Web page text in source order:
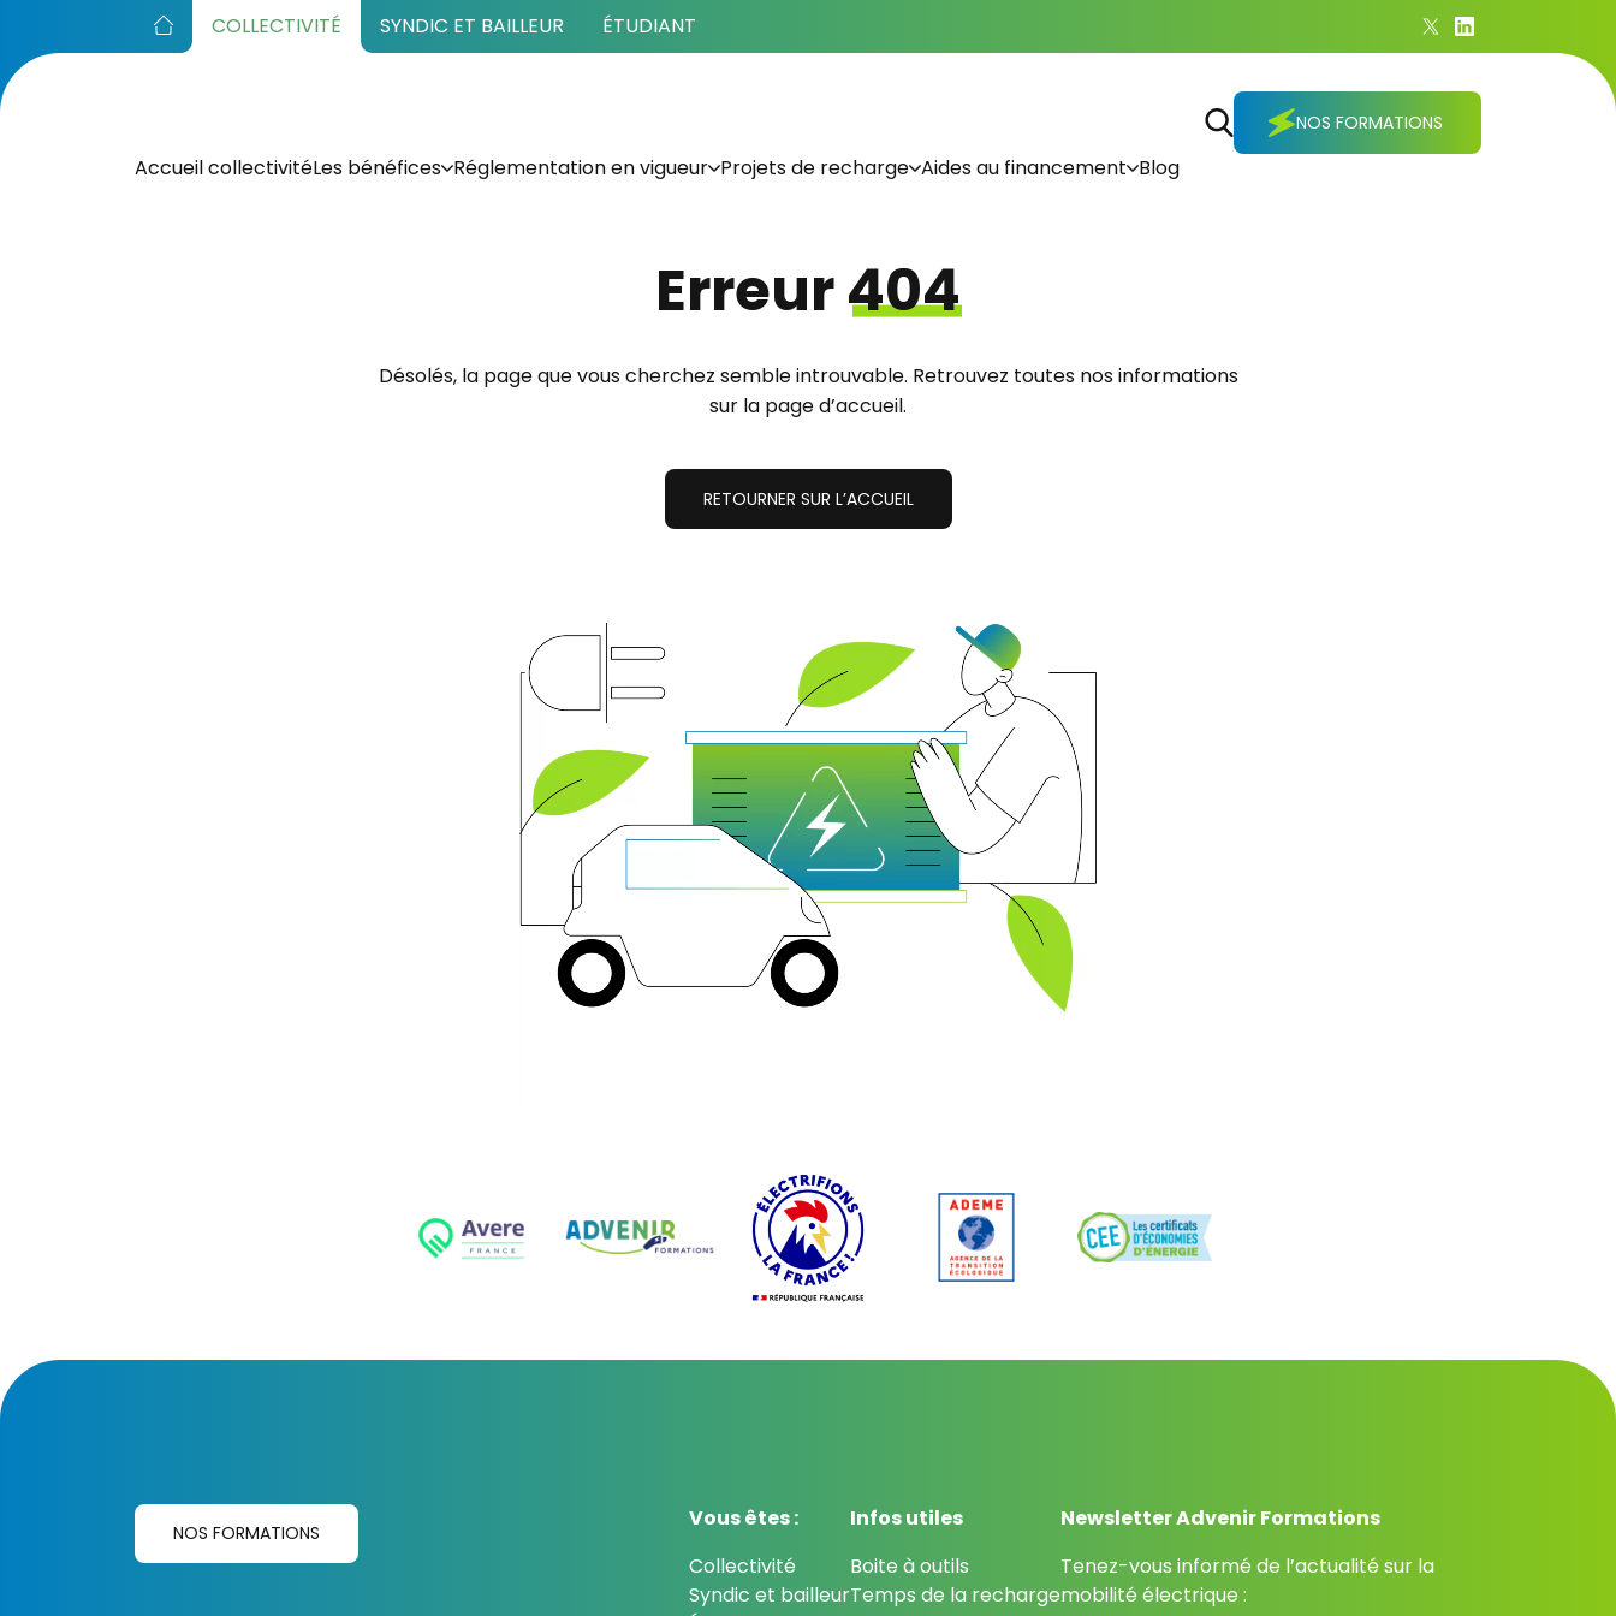
COLLECTIVITÉ SYNDIC ET BAILLEUR ÉTUDIANT
NOS FORMATIONS
Accueil collectivitéLes bénéfices Réglementation en vigueur Projets de recharge Aides au financement Blog
Erreur404
Désolés, la page que vous cherchez semble introuvable. Retrouvez toutes nos informations
sur la page d’accueil.
RETOURNER SUR L’ACCUEIL
NOS FORMATIONS
Vous êtes :
Collectivité
Syndic et bailleur
Infos utiles
Boite à outils
Temps de la recharge
Newsletter Advenir Formations
Tenez-vous informé de l’actualité sur la
mobilité électrique :